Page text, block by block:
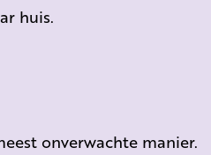
huis.
onverwachte manier.